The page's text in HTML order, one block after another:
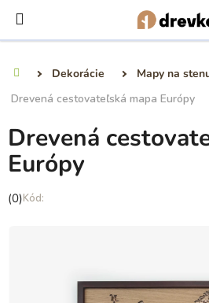
obsah
Dekorácie Mapy na
Drevená cestovateľská mapa Európy
Drevená
Európy
Priemerné
(0)